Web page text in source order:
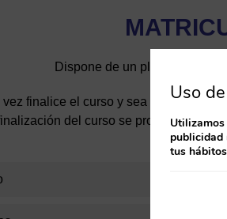
Dispone de un plazo máximo
vez finalice el curso y sea evaluado
del curso se procederá a la
Uso
publicidad
tus